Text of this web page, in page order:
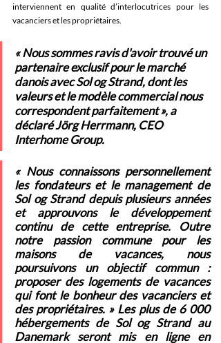
interviennent en qualité d’interlocutrices pour les
vacanciers et les propriétaires.
« Nous sommes ravis d'avoir trouvé un
partenaire exclusif pour le marché
danois avec Sol og Strand, dont les
valeurs et le modèle commercial nous
correspondent parfaitement », a
déclaré Jörg Herrmann, CEO
Interhome Group.
« Nous connaissons personnellement
les fondateurs et le management de
Sol og Strand depuis plusieurs années
et approuvons le développement
continu de cette entreprise. Outre
notre passion commune pour les
maisons de vacances, nous
poursuivons un objectif commun :
proposer des logements de vacances
qui font le bonheur des vacanciers et
des propriétaires. » Les plus de 6 000
hébergements de Sol og Strand au
Danemark seront mis en ligne en